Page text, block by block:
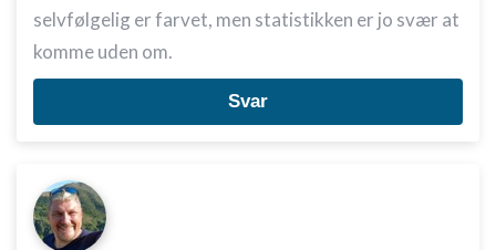
selvfølgelig er farvet, men statistikken er jo svær at
komme uden om.
Svar